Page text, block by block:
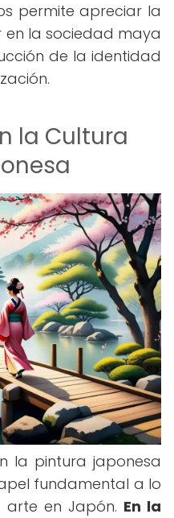
permite apreciar la
la sociedad maya
de la identidad
la Cultura
la pintura japonesa
fundamental a lo
en Japón. En la